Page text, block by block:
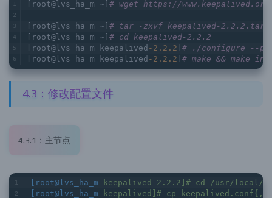
[root@lvs_ha_m ~] # wget https://
[root@lvs_ha_m ~] # tar -zxvf keepalived-
[root@lvs_ha_m ~] # cd keepalived-2.2.2
[root@lvs_ha_m keepalived -2.2 .2 # ./configure --
[root@lvs_ha_m keepalived -2.2 .2 # make && make
4.3：修改配置文件
4.3.1：主节点
[root@lvs_ha_m
keepalived-2.2.2]# cd /usr/local/
[root@lvs_ha_m
keepalived]# cp